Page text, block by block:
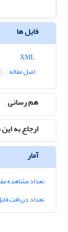
فایل ها
اصل مقاله
هم رسانی
ارجاع به این
آمار
تعداد مشاهده
تعداد دریافت